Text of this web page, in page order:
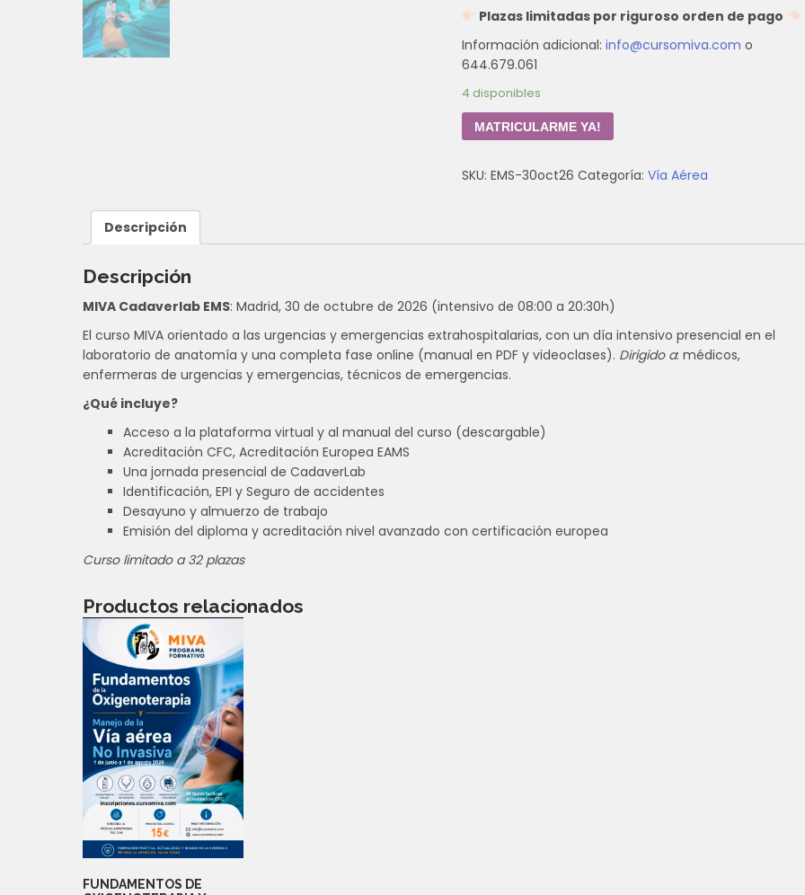
Plazas limitadas por riguroso orden de pago
Información adicional:info@cursomiva.com o
644.679.061
4 disponibles
MATRICULARME YA!
SKU:EMS-30oct26 Categoría:Vía Aérea
Descripción
Descripción
MIVA Cadaverlab EMS: Madrid, 30 de octubre de 2026 (intensivo de 08:00 a 20:30h)
El curso MIVA orientado a las urgencias y emergencias extrahospitalarias, con un día intensivo presencial en el
laboratorio de anatomía y una completa fase online (manual en PDF y videoclases). Dirigido a: médicos,
enfermeras de urgencias y emergencias, técnicos de emergencias.
¿Qué incluye?
Acceso a la plataforma virtual y al manual del curso (descargable)
Acreditación CFC, Acreditación Europea EAMS
Una jornada presencial de CadaverLab
Identificación, EPI y Seguro de accidentes
Desayuno y almuerzo de trabajo
Emisión del diploma y acreditación nivel avanzado con certificación europea
Curso limitado a 32 plazas
Productos relacionados
FUNDAMENTOS DE